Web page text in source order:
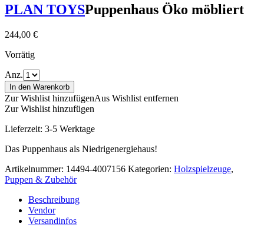
PLAN TOYSPuppenhaus Öko möbliert
244,00 €
Vorrätig
Anz.
In den Warenkorb
Zur Wishlist hinzufügenAus Wishlist entfernen
Zur Wishlist hinzufügen
Lieferzeit: 3-5 Werktage
Das Puppenhaus als Niedrigenergiehaus!
Artikelnummer: 14494-4007156 Kategorien: Holzspielzeuge,
Puppen & Zubehör
Beschreibung
Vendor
Versandinfos